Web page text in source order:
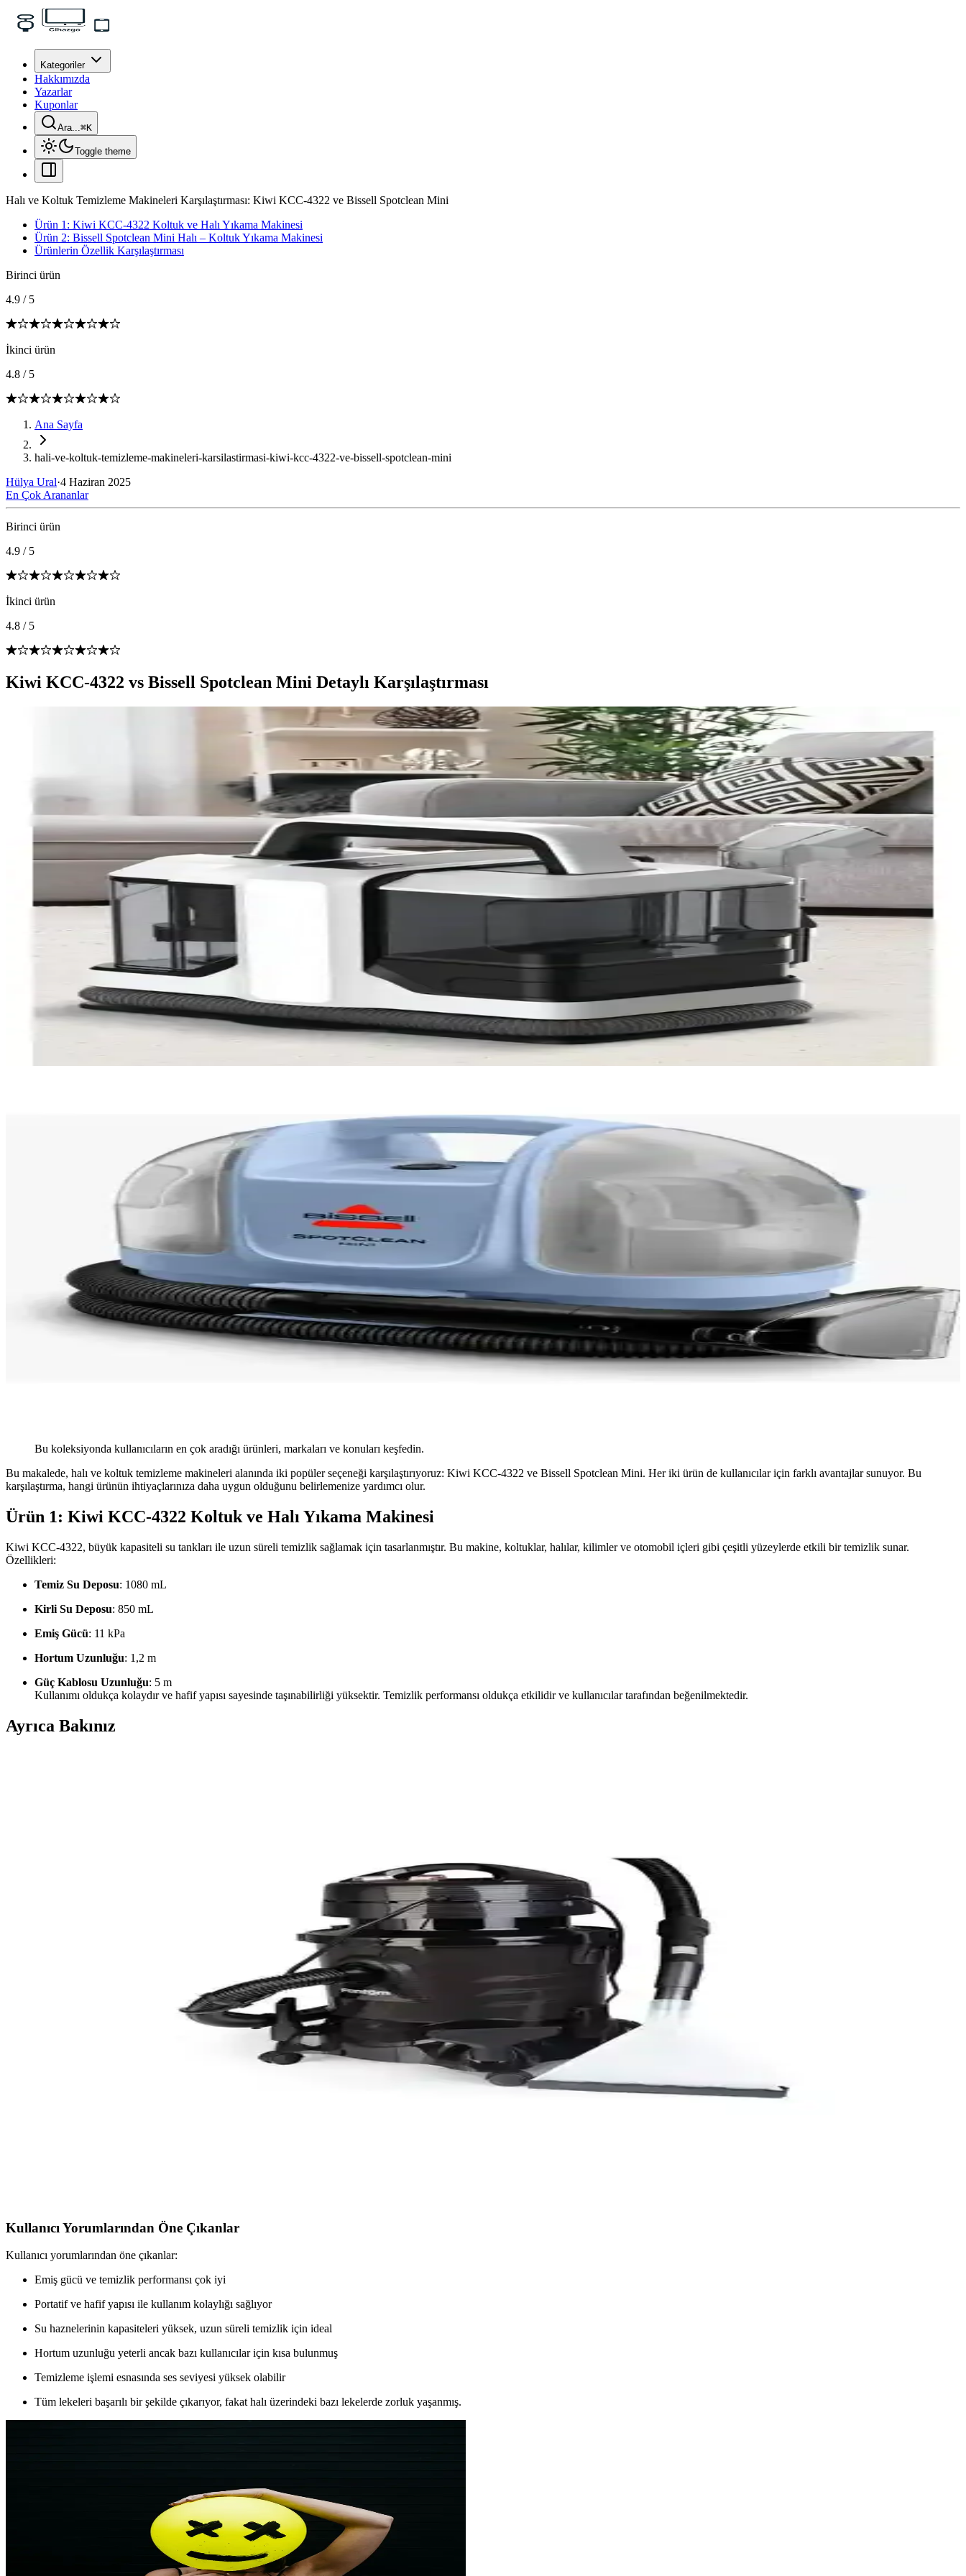
Kategoriler
Hakkımızda
Yazarlar
Kuponlar
Ara...⌘K
Toggle theme
Halı ve Koltuk Temizleme Makineleri Karşılaştırması: Kiwi KCC-4322 ve Bissell Spotclean Mini
Ürün 1: Kiwi KCC-4322 Koltuk ve Halı Yıkama Makinesi
Ürün 2: Bissell Spotclean Mini Halı – Koltuk Yıkama Makinesi
Ürünlerin Özellik Karşılaştırması
Birinci ürün
4.9 / 5
İkinci ürün
4.8 / 5
Ana Sayfa
hali-ve-koltuk-temizleme-makineleri-karsilastirmasi-kiwi-kcc-4322-ve-bissell-spotclean-mini
Hülya Ural·4 Haziran 2025
En Çok Arananlar
Birinci ürün
4.9 / 5
İkinci ürün
4.8 / 5
Kiwi KCC-4322 vs Bissell Spotclean Mini Detaylı Karşılaştırması
Bu koleksiyonda kullanıcıların en çok aradığı ürünleri, markaları ve konuları keşfedin.
Bu makalede, halı ve koltuk temizleme makineleri alanında iki popüler seçeneği karşılaştırıyoruz: Kiwi KCC-4322 ve Bissell Spotclean Mini. Her iki ürün de kullanıcılar için farklı avantajlar sunuyor. Bu
karşılaştırma, hangi ürünün ihtiyaçlarınıza daha uygun olduğunu belirlemenize yardımcı olur.
Ürün 1: Kiwi KCC-4322 Koltuk ve Halı Yıkama Makinesi
Kiwi KCC-4322, büyük kapasiteli su tankları ile uzun süreli temizlik sağlamak için tasarlanmıştır. Bu makine, koltuklar, halılar, kilimler ve otomobil içleri gibi çeşitli yüzeylerde etkili bir temizlik sunar.
Özellikleri:
Temiz Su Deposu: 1080 mL
Kirli Su Deposu: 850 mL
Emiş Gücü: 11 kPa
Hortum Uzunluğu: 1,2 m
Güç Kablosu Uzunluğu: 5 m
Kullanımı oldukça kolaydır ve hafif yapısı sayesinde taşınabilirliği yüksektir. Temizlik performansı oldukça etkilidir ve kullanıcılar tarafından beğenilmektedir.
Ayrıca Bakınız
Kiwi KCC-4324 ve Deerma BY200 Koltuk ve Halı Yıkama Makineleri Karşılaştırması
İki popüler model Kiwi KCC-4324 ve Deerma BY200'ü detaylı karşılaştırıyoruz. Performans, özellikler ve kullanıcı yorumlarıyla hangi makinenin ihtiyaçlara daha uygun olduğunu öğrenin.
Kiwi KCC-4325W ve Shark Stainstriker PX200EUT Temizlik Makineleri Karşılaştırması
Kiwi KCC-4325W ve Shark Stainstriker PX200EUT, halı ve koltuk temizliğinde öne çıkan cihazlar. Bu karşılaştırma, kullanıcıların ihtiyaçlarına en uygun modeli seçmesine yardımcı oluyor.
Bissell Proheat 2x Revolution Halı ve Koltuk Yıkama Makinesi Özellikleri ve Kullanım Avantajları
Bissell Proheat 2x Revolution, güçlü motoru ve kullanım kolaylığıyla halı ve koltuklarda derin temizlik sağlar. Pratik özellikleri ve çok yönlü kullanım imkanlarıyla evinizde hijyen ve ferahlık sunar.
Kiwi KCC-4325W ve KCC-4327 Koltuk ve Halı Yıkama Makineleri Karşılaştırması
İki popüler Kiwi temizlik makinesi KCC-4325W ve KCC-4327'nin özellikleri ve kullanıcı yorumlarıyla karşılaştırması.
Kullanıcı Yorumlarından Öne Çıkanlar
Kullanıcı yorumlarından öne çıkanlar:
Emiş gücü ve temizlik performansı çok iyi
Portatif ve hafif yapısı ile kullanım kolaylığı sağlıyor
Su haznelerinin kapasiteleri yüksek, uzun süreli temizlik için ideal
Hortum uzunluğu yeterli ancak bazı kullanıcılar için kısa bulunmuş
Temizleme işlemi esnasında ses seviyesi yüksek olabilir
Tüm lekeleri başarılı bir şekilde çıkarıyor, fakat halı üzerindeki bazı lekelerde zorluk yaşanmış.